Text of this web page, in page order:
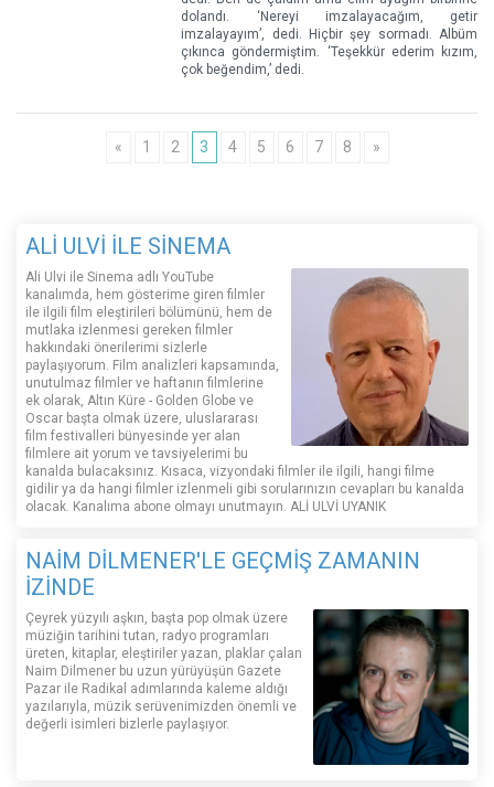
dolandı. ‘Nereyi imzalayacağım, getir
imzalayayım’, dedi. Hiçbir şey sormadı. Albüm
çıkınca göndermiştim. ‘Teşekkür ederim kızım,
çok beğendim,’ dedi.
« 1 2 3 4 5 6 7 8 »
ALİ ULVİ İLE SİNEMA
Ali Ulvi ile Sinema adlı YouTube
kanalımda, hem gösterime giren filmler
ile ilgili film eleştirileri bölümünü, hem de
mutlaka izlenmesi gereken filmler
hakkındaki önerilerimi sizlerle
paylaşıyorum. Film analizleri kapsamında,
unutulmaz filmler ve haftanın filmlerine
ek olarak, Altın Küre - Golden Globe ve
Oscar başta olmak üzere, uluslararası
film festivalleri bünyesinde yer alan
filmlere ait yorum ve tavsiyelerimi bu
kanalda bulacaksınız. Kısaca, vizyondaki filmler ile ilgili, hangi filme
gidilir ya da hangi filmler izlenmeli gibi sorularınızın cevapları bu kanalda
olacak. Kanalıma abone olmayı unutmayın. ALİ ULVİ UYANIK
NAİM DİLMENER'LE GEÇMİŞ ZAMANIN
İZİNDE
Çeyrek yüzyılı aşkın, başta pop olmak üzere
müziğin tarihini tutan, radyo programları
üreten, kitaplar, eleştiriler yazan, plaklar çalan
Naim Dilmener bu uzun yürüyüşün Gazete
Pazar ile Radikal adımlarında kaleme aldığı
yazılarıyla, müzik serüvenimizden önemli ve
değerli isimleri bizlerle paylaşıyor.